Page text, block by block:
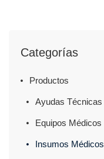
Categorías
Productos
Ayudas Técnicas
Equipos Médicos
Insumos Médicos